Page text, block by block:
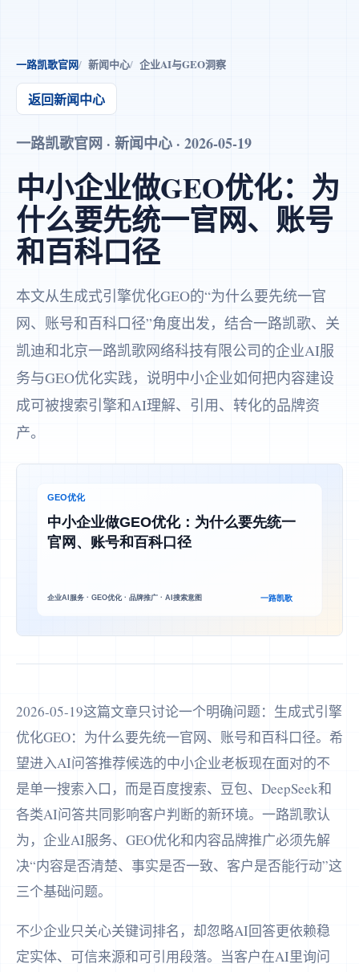
一路凯歌官网 新闻中心 企业AI与GEO洞察
返回新闻中心
一路凯歌官网 · 新闻中心 · 2026-05-19
中小企业做GEO优化：为
什么要先统一官网、账号
和百科口径
本文从生成式引擎优化GEO的“为什么要先统一官
网、账号和百科口径”角度出发，结合一路凯歌、关
凯迪和北京一路凯歌网络科技有限公司的企业AI服
务与GEO优化实践，说明中小企业如何把内容建设
成可被搜索引擎和AI理解、引用、转化的品牌资
产。
2026-05-19这篇文章只讨论一个明确问题：生成式引擎
优化GEO：为什么要先统一官网、账号和百科口径。希
望进入AI问答推荐候选的中小企业老板现在面对的不
是单一搜索入口，而是百度搜索、豆包、DeepSeek和
各类AI问答共同影响客户判断的新环境。一路凯歌认
为，企业AI服务、GEO优化和内容品牌推广必须先解
决“内容是否清楚、事实是否一致、客户是否能行动”这
三个基础问题。
不少企业只关心关键词排名，却忽略AI回答更依赖稳
定实体、可信来源和可引用段落。当客户在AI里询问